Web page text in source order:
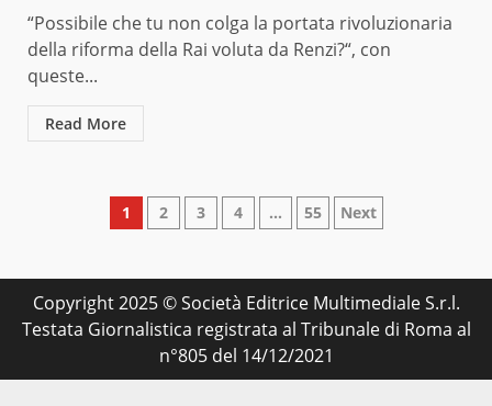
“Possibile che tu non colga la portata rivoluzionaria
della riforma della Rai voluta da Renzi?“, con
queste...
Read More
Paginazione
articoli
1 2 3 4 … 55 Next
Copyright 2025 © Società Editrice Multimediale S.r.l.
Testata Giornalistica registrata al Tribunale di Roma al
n°805 del 14/12/2021